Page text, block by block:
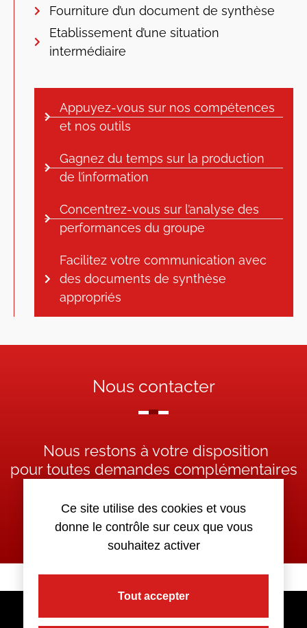
Fourniture d’un document de synthèse
Etablissement d’une situation
intermédiaire
Appuyez-vous sur nos compétences
et nos outils
Gagnez du temps sur la production
de l’information
Concentrez-vous sur l’analyse des
performances du groupe
Facilitez votre communication avec
des documents de synthèse
appropriés
Nous contacter
Nous restons à votre disposition
pour toutes demandes complémentaires
Nous contacter
Ce site utilise des cookies et vous
donne le contrôle sur ceux que vous
souhaitez activer
Tout accepter